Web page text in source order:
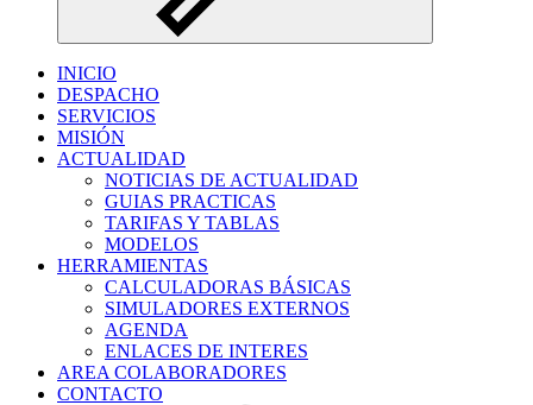
INICIO
DESPACHO
SERVICIOS
MISIÓN
ACTUALIDAD
NOTICIAS DE ACTUALIDAD
GUIAS PRACTICAS
TARIFAS Y TABLAS
MODELOS
HERRAMIENTAS
CALCULADORAS BÁSICAS
SIMULADORES EXTERNOS
AGENDA
ENLACES DE INTERES
AREA COLABORADORES
CONTACTO